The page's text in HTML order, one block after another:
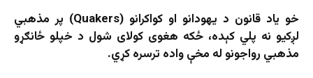
خو یاد قانون د يهودانو او کواکرانو (Quakers) پر مذهبي
لږکيو نه‌ پلي کېده، ځکه هغوی کولای شول د خپلو ځانګړو
مذهبي رواجونو له مخې واده ترسره کړي.